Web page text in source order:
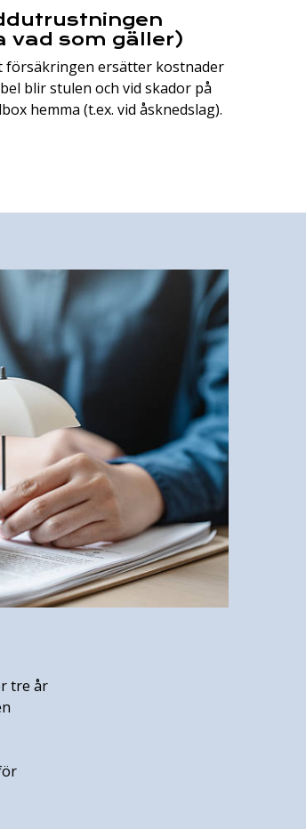
vad som gäller)
försäkringen ersätter kostnader
blir stulen och vid skador på
hemma (t.ex. vid åsknedslag).
tre år